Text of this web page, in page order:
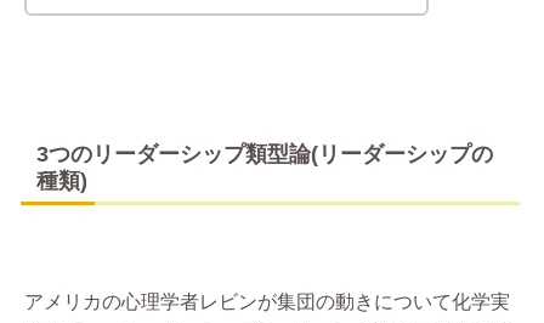
3つのリーダーシップ類型論(リーダーシップの
種類)
アメリカの心理学者レビンが集団の動きについて化学実